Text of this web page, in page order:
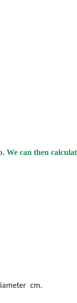
We can then
cm.